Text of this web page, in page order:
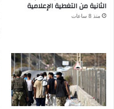
الثانية من التغطية الإعلامية
منذ 8 ساعات